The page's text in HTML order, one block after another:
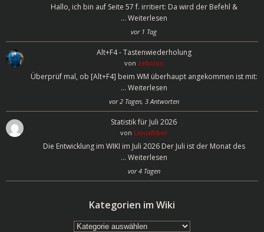
Hallo, ich bin auf Seite 57 f. irritiert: Da wird der Befehl &
… Weiterlesen
vor 1 Tag
Alt+F4 - Tastenwiederholung
von zebolon
Überprüf mal, ob [Alt+F4] beim WM überhaupt angekommen ist mit:
… Weiterlesen
vor 2 Tagen, 3 Antworten
Statistik für Juli 2026
von LinuxBiber
Die Entwicklung im WIKI im Juli 2026 Der Juli ist der Monat des
… Weiterlesen
vor 4 Tagen
Kategorien im Wiki
Kategorien